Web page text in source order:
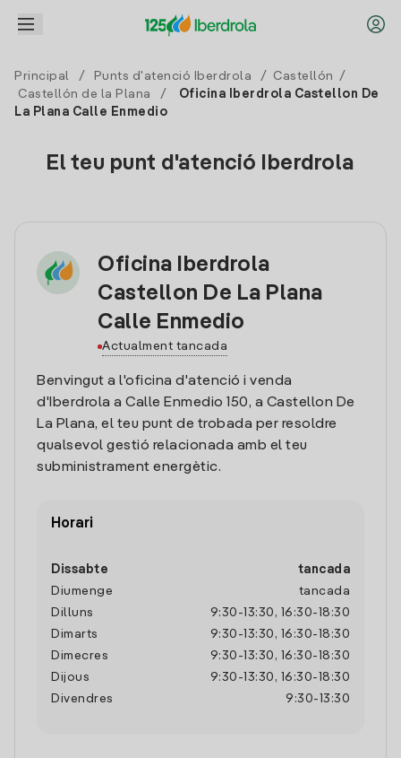
Principal / Punts d'atenció Iberdrola / Castellón
/
Castellón de la Plana
/
Oficina Iberdrola Castellon De
La Plana Calle Enmedio
El teu punt d'atenció Iberdrola
Oficina Iberdrola
Castellon De La Plana
Calle Enmedio
Actualment tancada
Benvingut a l'oficina d'atenció i venda
d'Iberdrola a Calle Enmedio 150, a Castellon De
La Plana, el teu punt de trobada per resoldre
qualsevol gestió relacionada amb el teu
subministrament energètic.
Horari
Dissabte
tancada
Diumenge
tancada
Dilluns
9:30 - 13:30 , 16:30- 18:30
Dimarts
9:30 - 13:30 , 16:30- 18:30
Dimecres
9:30 - 13:30 , 16:30- 18:30
Dijous
9:30 - 13:30 , 16:30- 18:30
Divendres
9:30- 13:30